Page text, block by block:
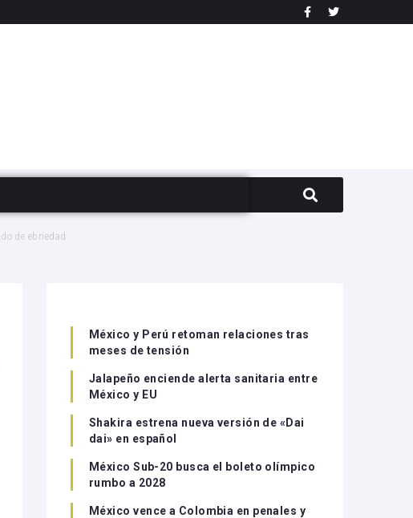
de ebriedad.
México y Perú retoman relaciones tras
meses de tensión
Jalapeño enciende alerta sanitaria entre
México y EU
Shakira estrena nueva versión de «Dai
dai» en español
México Sub-20 busca el boleto olímpico
rumbo a 2028
México vence a Colombia en penales y